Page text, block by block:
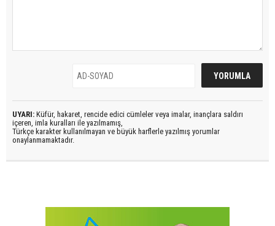
UYARI: Küfür, hakaret, rencide edici cümleler veya imalar, inançlara saldırı
içeren, imla kuralları ile yazılmamış,
Türkçe karakter kullanılmayan ve büyük harflerle yazılmış yorumlar
onaylanmamaktadır.